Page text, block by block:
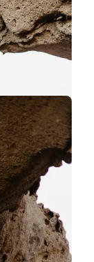
o salpicarse